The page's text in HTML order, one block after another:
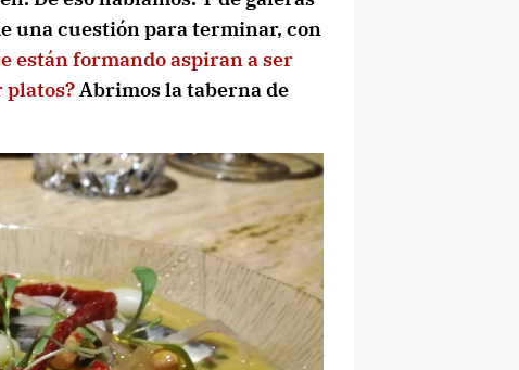
una cuestión para terminar, con
están formando aspiran a ser
platos?Abrimos la taberna de